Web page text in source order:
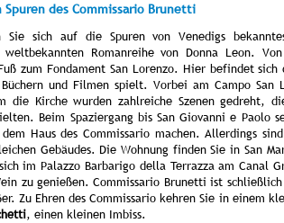
Spuren des Commissario Brunetti
Sie sich auf die Spuren von Venedigs
Romanreihe von Donna Leon.
zum Fondament San Lorenzo. Hier befindet
und Filmen spielt. Vorbei am Campo San
die Kirche wurden zahlreiche Szenen gedreht,
Beim Spaziergang bis San Giovanni e Paolo
Haus des Commissario machen. Allerdings
Gebäudes. Die Wohnung finden Sie in San
im Palazzo Barbarigo della Terrazza am Canal
zu genießen. Commissario Brunetti ist
Zu Ehren des Commissario kehren Sie in einem
, einen kleinen Imbiss.